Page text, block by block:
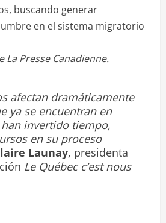
buscando generar
en el sistema migratorio
La Presse Canadienne.
afectan dramáticamente
ya se encuentran en
invertido tiempo,
en su proceso
Launay, presidenta
Le Québec c’est nous